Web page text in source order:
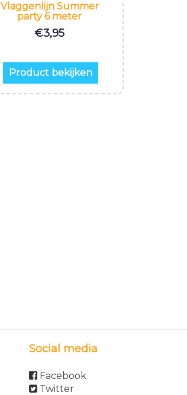
Vlaggenlijn Summer
party 6 meter
€3,95
Product bekijken
Social media
Facebook
Twitter